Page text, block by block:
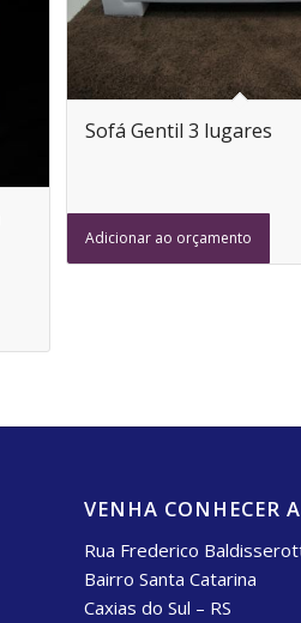
Sofá Gentil 3 lugares
Adicionar ao orçamento
VENHA CONHECER
Rua Frederico
Bairro Santa Catarina
Caxias do Sul – RS